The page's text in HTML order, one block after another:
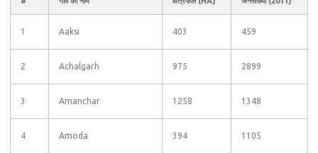
1 Aaksi 403 459
2 Achalgarh 975 2899
3 Amanchar 1258 1348
4 Amoda 394 1105